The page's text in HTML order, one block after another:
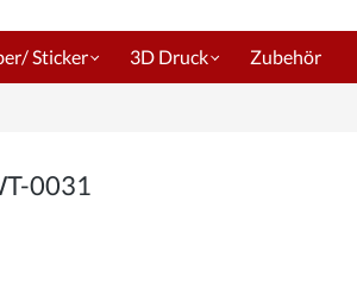
Sticker 3D Druck Zubehör
0031